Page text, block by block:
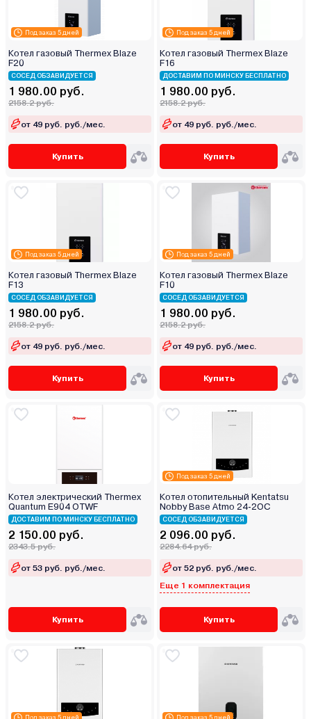
Под заказ 5 дней
Котел газовый Thermex Blaze
F20
СОСЕД ОБЗАВИДУЕТСЯ
1 980.00 руб.
2158.2 руб.
от 49 руб. руб./мес.
Купить
Под заказ 5 дней
Котел газовый Thermex Blaze
F16
ДОСТАВИМ ПО МИНСКУ БЕСПЛАТНО
1 980.00 руб.
2158.2 руб.
от 49 руб. руб./мес.
Купить
Под заказ 5 дней
Котел газовый Thermex Blaze
F13
СОСЕД ОБЗАВИДУЕТСЯ
1 980.00 руб.
2158.2 руб.
от 49 руб. руб./мес.
Купить
Под заказ 5 дней
Котел газовый Thermex Blaze
F10
СОСЕД ОБЗАВИДУЕТСЯ
1 980.00 руб.
2158.2 руб.
от 49 руб. руб./мес.
Купить
Котел электрический Thermex
Quantum E904 OTWF
ДОСТАВИМ ПО МИНСКУ БЕСПЛАТНО
2 150.00 руб.
2343.5 руб.
от 53 руб. руб./мес.
Купить
Под заказ 5 дней
Котел отопительный Kentatsu
Nobby Base Atmo 24-2OC
СОСЕД ОБЗАВИДУЕТСЯ
2 096.00 руб.
2284.64 руб.
от 52 руб. руб./мес.
Еще 1 комплектация
Купить
Под заказ 5 дней Под заказ 5 дней